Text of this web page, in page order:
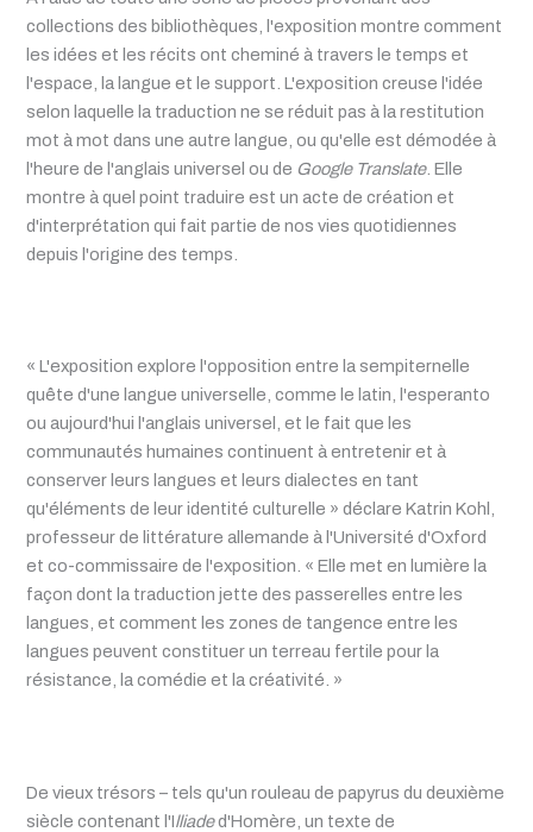
collections des bibliothèques, l'exposition montre comment
les idées et les récits ont cheminé à travers le temps et
l'espace, la langue et le support. L'exposition creuse l'idée
selon laquelle la traduction ne se réduit pas à la restitution
mot à mot dans une autre langue, ou qu'elle est démodée à
l'heure de l'anglais universel ou de Google Translate. Elle
montre à quel point traduire est un acte de création et
d'interprétation qui fait partie de nos vies quotidiennes
depuis l'origine des temps.
« L'exposition explore l'opposition entre la sempiternelle
quête d'une langue universelle, comme le latin, l'esperanto
ou aujourd'hui l'anglais universel, et le fait que les
communautés humaines continuent à entretenir et à
conserver leurs langues et leurs dialectes en tant
qu'éléments de leur identité culturelle » déclare Katrin Kohl,
professeur de littérature allemande à l'Université d'Oxford
et co-commissaire de l'exposition. « Elle met en lumière la
façon dont la traduction jette des passerelles entre les
langues, et comment les zones de tangence entre les
langues peuvent constituer un terreau fertile pour la
résistance, la comédie et la créativité. »
De vieux trésors – tels qu'un rouleau de papyrus du deuxième
siècle contenant l'Illiaded'Homère, un texte de